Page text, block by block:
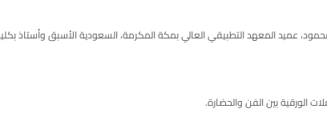
عميد المعهد التطبيقي العالي بمكة المكرمة، السعودية الأسبق وأستاذ
الورقية بين الفن والحضارة.